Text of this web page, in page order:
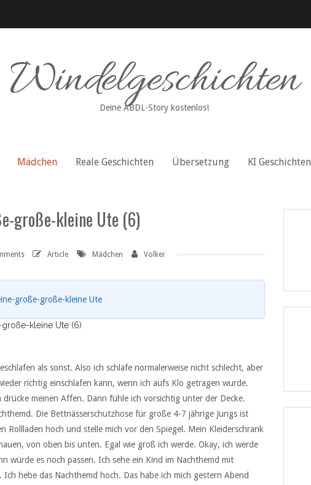
Windelgeschichten
Deine ABDL-Story kostenlos!
Mädchen Reale Geschichten Übersetzung KI Geschichten
große-kleine Ute (6)
Article Mädchen Volker
große-große-kleine Ute
kleine Ute (6)
als sonst. Also ich schlafe normalerweise nicht schlecht, aber
richtig einschlafen kann, wenn ich aufs Klo getragen wurde.
meinen Affen. Dann fühle ich vorsichtig unter der Decke.
Die Bettnässerschutzhose für große 4-7 jährige Jungs ist
Rollladen hoch und stelle mich vor den Spiegel. Mein Kleiderschrank
von oben bis unten. Egal wie groß ich werde. Okay, ich werde
würde es noch passen. Ich sehe ein Kind im Nachthemd mit
hebe das Nachthemd hoch. Das habe ich mich gestern Abend